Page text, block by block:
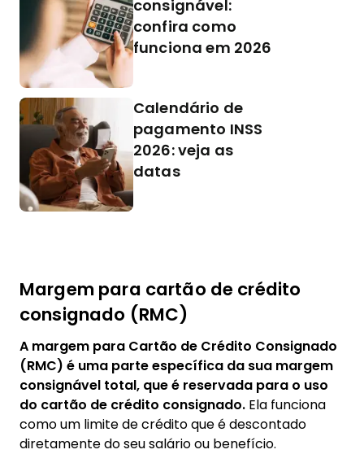
consignável:
confira como
funciona em 2026
Calendário de
pagamento INSS
2026: veja as
datas
Margem para cartão de crédito
consignado (RMC)
A margem para Cartão de Crédito Consignado
(RMC) é uma parte específica da sua margem
consignável total, que é reservada para o uso
do cartão de crédito consignado. Ela funciona
como um limite de crédito que é descontado
diretamente do seu salário ou benefício.